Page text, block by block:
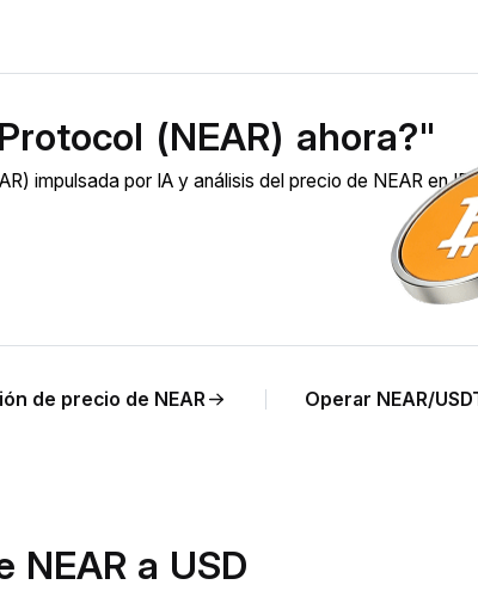
(NEAR) ahora?"
impulsada por IA y análisis del precio de NEAR en
de precio de NEAR Operar NEAR/
a USD